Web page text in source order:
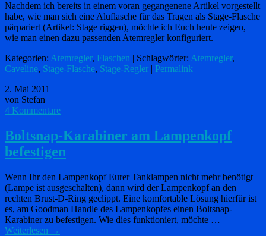
Nachdem ich bereits in einem voran gegangenene Artikel vorgestellt
habe, wie man sich eine Aluflasche für das Tragen als Stage-Flasche
pärpariert (Artikel: Stage riggen), möchte ich Euch heute zeigen,
wie man einen dazu passenden Atemregler konfiguriert.
Kategorien: Atemregler, Flaschen | Schlagwörter: Atemregler,
Caveline, Stage-Flasche, Stage-Regler | Permalink
2. Mai 2011
von Stefan
4 Kommentare
Boltsnap-Karabiner am Lampenkopf
befestigen
Wenn Ihr den Lampenkopf Eurer Tanklampen nicht mehr benötigt
(Lampe ist ausgeschalten), dann wird der Lampenkopf an den
rechten Brust-D-Ring geclippt. Eine komfortable Lösung hierfür ist
es, am Goodman Handle des Lampenkopfes einen Boltsnap-
Karabiner zu befestigen. Wie dies funktioniert, möchte …
Weiterlesen →